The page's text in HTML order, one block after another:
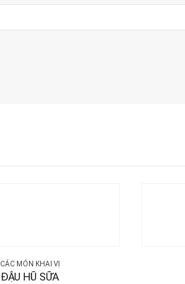
CÁC MÓN KHAI VỊ
ĐẬU HŨ SỮA